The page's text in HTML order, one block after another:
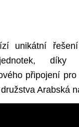
unikátní
díky
připojení
Arabská